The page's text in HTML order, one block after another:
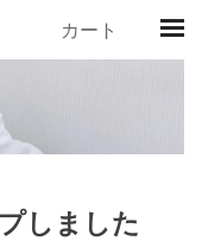
カート
しました